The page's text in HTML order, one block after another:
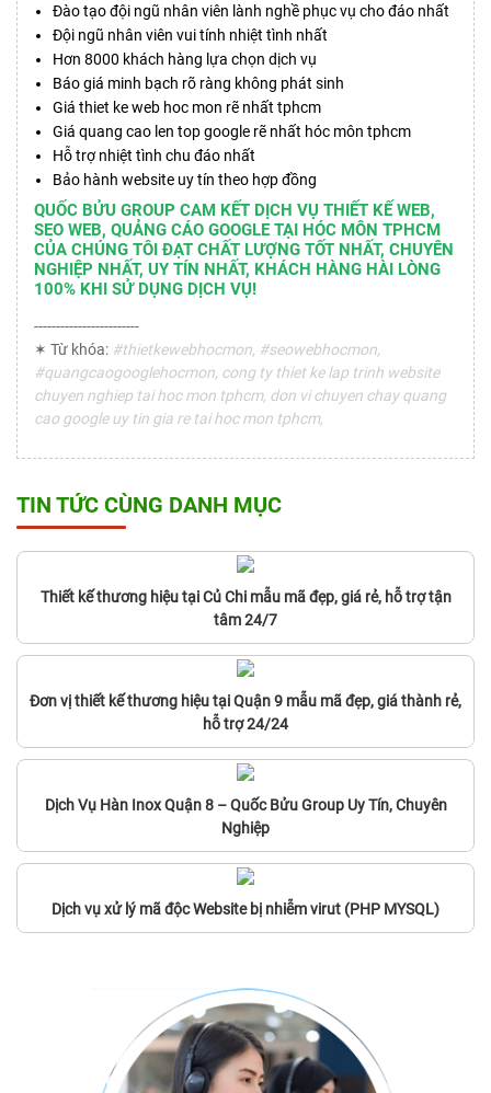
Đào tạo đội ngũ nhân viên lành nghề phục vụ cho đáo nhất
Đội ngũ nhân viên vui tính nhiệt tình nhất
Hơn 8000 khách hàng lựa chọn dịch vụ
Báo giá minh bạch rõ ràng không phát sinh
Giá thiet ke web hoc mon rẽ nhất tphcm
Giá quang cao len top google rẽ nhất hóc môn tphcm
Hỗ trợ nhiệt tình chu đáo nhất
Bảo hành website uy tín theo hợp đồng
QUỐC BỬU GROUP CAM KẾT DỊCH VỤ THIẾT KẾ WEB,
SEO WEB, QUẢNG CÁO GOOGLE TẠI HÓC MÔN TPHCM
CỦA CHÚNG TÔI ĐẠT CHẤT LƯỢNG TỐT NHẤT, CHUYÊN
NGHIỆP NHẤT, UY TÍN NHẤT, KHÁCH HÀNG HÀI LÒNG
100% KHI SỬ DỤNG DỊCH VỤ!
------------------------
✶ Từ khóa: #thietkewebhocmon, #seowebhocmon,
#quangcaogooglehocmon, cong ty thiet ke lap trinh website
chuyen nghiep tai hoc mon tphcm, don vi chuyen chay quang
cao google uy tin gia re tai hoc mon tphcm,
TIN TỨC CÙNG DANH MỤC
Thiết kế thương hiệu tại Củ Chi mẫu mã đẹp, giá rẻ, hỗ trợ tận
tâm 24/7
Đơn vị thiết kế thương hiệu tại Quận 9 mẫu mã đẹp, giá thành rẻ,
hỗ trợ 24/24
Dịch Vụ Hàn Inox Quận 8 – Quốc Bửu Group Uy Tín, Chuyên
Nghiệp
Dịch vụ xử lý mã độc Website bị nhiễm virut (PHP MYSQL)